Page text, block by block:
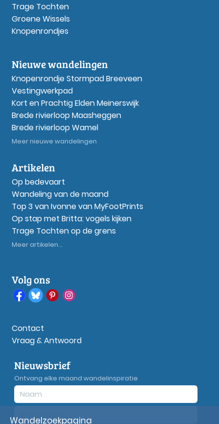
Trage Tochten
Groene Wissels
Knopenrondjes
Nieuwe wandelingen
Knopenrondje Stormpad Breeveen
Vestingwerkpad
Kort en Prachtig Elden Meinerswijk
Brede rivierloop Maasheggen
Brede rivierloop Wamel
Meer nieuwe wandelingen
Artikelen
Op bedevaart
Wandeling van de maand
Top 3 van Ivonne van MyFootPrints
Op stap met Britta: vogels kijken
Trage Tochten op de grens
Meer artikelen...
Volg ons
Contact
Vraag & Antwoord
Nieuwsbrief
Ontvang elke maand wandelinspiratie
Wandelzoekpagina